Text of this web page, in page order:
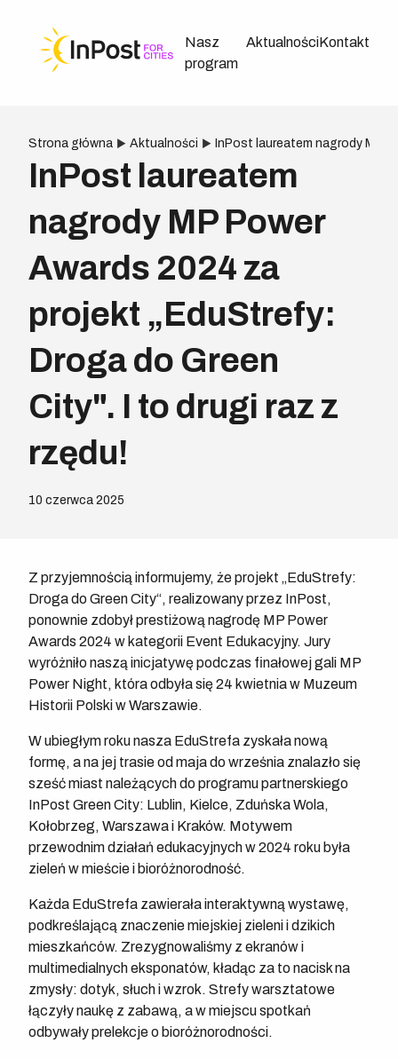
Nasz
program
AktualnościKontakt
Strona główna Aktualności InPost laureatem nagrody MP
InPost laureatem
nagrody MP Power
Awards 2024 za
projekt „EduStrefy:
Droga do Green
City". I to drugi raz z
rzędu!
10 czerwca 2025
Z przyjemnością informujemy, że projekt „EduStrefy:
Droga do Green City“, realizowany przez InPost,
ponownie zdobył prestiżową nagrodę MP Power
Awards 2024 w kategorii Event Edukacyjny. Jury
wyróżniło naszą inicjatywę podczas finałowej gali MP
Power Night, która odbyła się 24 kwietnia w Muzeum
Historii Polski w Warszawie.
W ubiegłym roku nasza EduStrefa zyskała nową
formę, a na jej trasie od maja do września znalazło się
sześć miast należących do programu partnerskiego
InPost Green City: Lublin, Kielce, Zduńska Wola,
Kołobrzeg, Warszawa i Kraków. Motywem
przewodnim działań edukacyjnych w 2024 roku była
zieleń w mieście i bioróżnorodność.
Każda EduStrefa zawierała interaktywną wystawę,
podkreślającą znaczenie miejskiej zieleni i dzikich
mieszkańców. Zrezygnowaliśmy z ekranów i
multimedialnych eksponatów, kładąc za to nacisk na
zmysły: dotyk, słuch i wzrok. Strefy warsztatowe
łączyły naukę z zabawą, a w miejscu spotkań
odbywały prelekcje o bioróżnorodności.